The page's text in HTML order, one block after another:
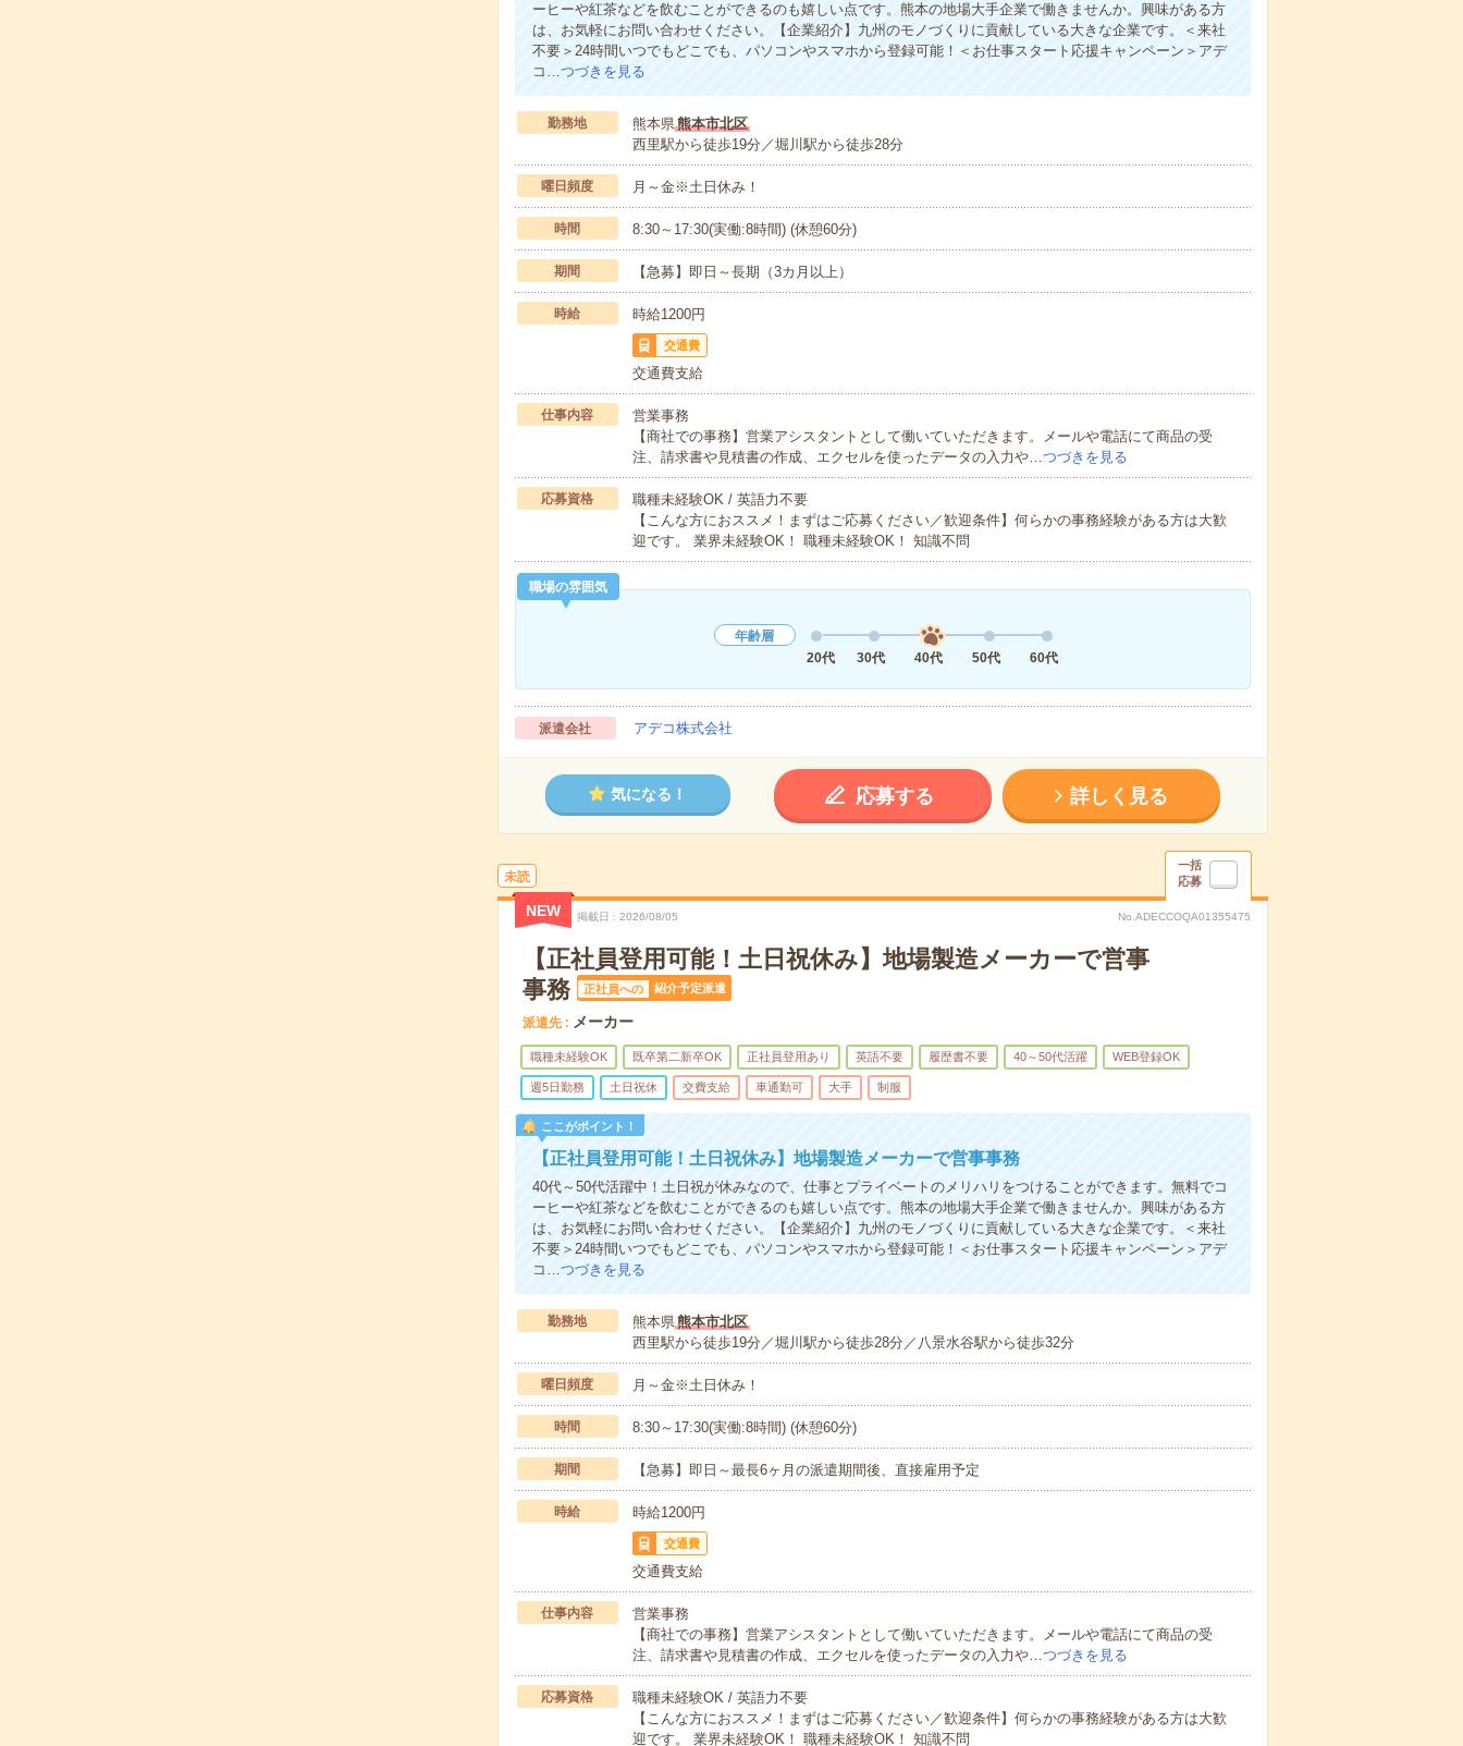
ーヒーや紅茶などを飲むことができるのも嬉しい点です。熊本の地場大手企業で働きませんか。興味がある方
は、お気軽にお問い合わせください。【企業紹介】九州のモノづくりに貢献している大きな企業です。＜来社
不要＞24時間いつでもどこでも、パソコンやスマホから登録可能！＜お仕事スタート応援キャンペーン＞アデ
コ…つづきを見る
勤務地 熊本県熊本市北区
西里駅から徒歩19分／堀川駅から徒歩28分
曜日頻度 月～金※土日休み！
時間 8:30～17:30(実働:8時間) (休憩60分)
期間 【急募】即日～長期（3カ月以上）
時給 時給1200円
交通費
交通費支給
仕事内容
営業事務
【商社での事務】営業アシスタントとして働いていただきます。メールや電話にて商品の受
注、請求書や見積書の作成、エクセルを使ったデータの入力や…つづきを見る
応募資格
職種未経験OK / 英語力不要
【こんな方におススメ！まずはご応募ください／歓迎条件】何らかの事務経験がある方は大歓
迎です。 業界未経験OK！ 職種未経験OK！ 知識不問
職場の雰囲気
年齢層
20代
30代 40代 50代 60代
派遣会社 アデコ株式会社
気になる！ 応募する 詳しく見る
未読
一括
応募
NEW 掲載日 2026/08/05 No.ADECCOQA01355475
【正社員登用可能！土日祝休み】地場製造メーカーで営事
事務
正社員への 紹介予定派遣
派遣先 メーカー
職種未経験OK 既卒第二新卒OK 正社員登用あり 英語不要 履歴書不要 40～50代活躍 WEB登録OK
週5日勤務 土日祝休 交費支給 車通勤可 大手 制服
ここがポイント！
【正社員登用可能！土日祝休み】地場製造メーカーで営事事務
40代～50代活躍中！土日祝が休みなので、仕事とプライベートのメリハリをつけることができます。無料でコ
ーヒーや紅茶などを飲むことができるのも嬉しい点です。熊本の地場大手企業で働きませんか。興味がある方
は、お気軽にお問い合わせください。【企業紹介】九州のモノづくりに貢献している大きな企業です。＜来社
不要＞24時間いつでもどこでも、パソコンやスマホから登録可能！＜お仕事スタート応援キャンペーン＞アデ
コ… つづきを見る
勤務地 熊本県 熊本市北区
西里駅から徒歩19分／堀川駅から徒歩28分／八景水谷駅から徒歩32分
曜日頻度 月～金※土日休み！
時間 8:30～17:30(実働:8時間) (休憩60分)
期間 【急募】即日～最長6ヶ月の派遣期間後、直接雇用予定
時給 時給1200円
交通費
交通費支給
仕事内容
営業事務
【商社での事務】営業アシスタントとして働いていただきます。メールや電話にて商品の受
注、請求書や見積書の作成、エクセルを使ったデータの入力や… つづきを見る
応募資格
職種未経験OK / 英語力不要
【こんな方におススメ！まずはご応募ください／歓迎条件】何らかの事務経験がある方は大歓
迎です。 業界未経験OK！ 職種未経験OK！ 知識不問